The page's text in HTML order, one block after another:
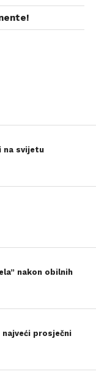
na svijetu
nakon obilnih
prosječni